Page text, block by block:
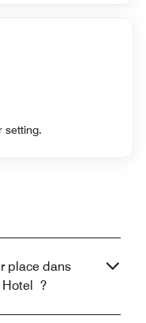
setting.
place dans
Hotel ?